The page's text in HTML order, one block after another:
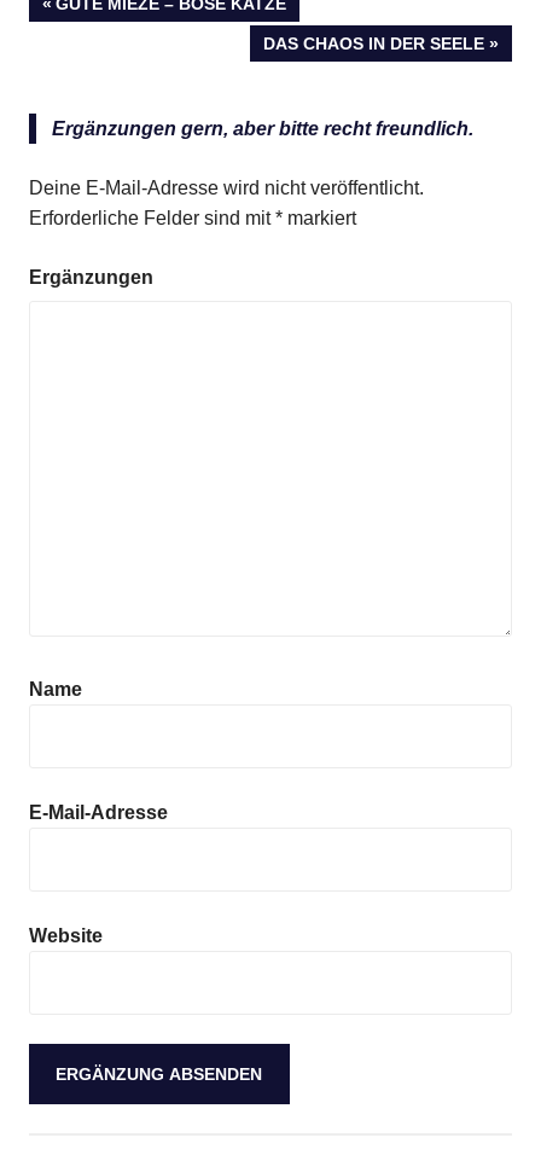
Beitragsnavigation
NÄCHSTER
DAS CHAOS IN DER SEELE
Ergänzungen gern, aber bitte recht freundlich.
Deine E-Mail-Adresse wird nicht veröffentlicht.
Erforderliche Felder sind mit* markiert
Ergänzungen
Name
E-Mail-Adresse
Website